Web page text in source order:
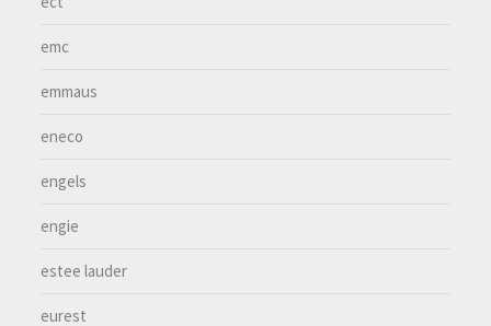
emc
emmaus
eneco
engels
engie
estee lauder
eurest